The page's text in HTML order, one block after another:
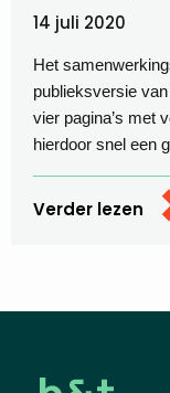
14 juli 2020
Het
publieksversie
vier pagina’s met
hierdoor snel een
Verder lezen